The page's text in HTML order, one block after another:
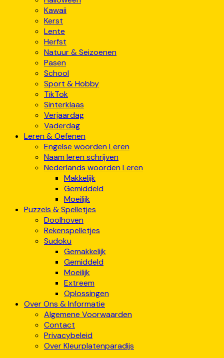
Kawaii
Kerst
Lente
Herfst
Natuur & Seizoenen
Pasen
School
Sport & Hobby
TikTok
Sinterklaas
Verjaardag
Vaderdag
Leren & Oefenen
Engelse woorden Leren
Naam leren schrijven
Nederlands woorden Leren
Makkelijk
Gemiddeld
Moeilijk
Puzzels & Spelletjes
Doolhoven
Rekenspelletjes
Sudoku
Gemakkelijk
Gemiddeld
Moeilijk
Extreem
Oplossingen
Over Ons & Informatie
Algemene Voorwaarden
Contact
Privacybeleid
Over Kleurplatenparadijs